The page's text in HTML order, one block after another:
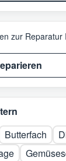
zur
Butterfach